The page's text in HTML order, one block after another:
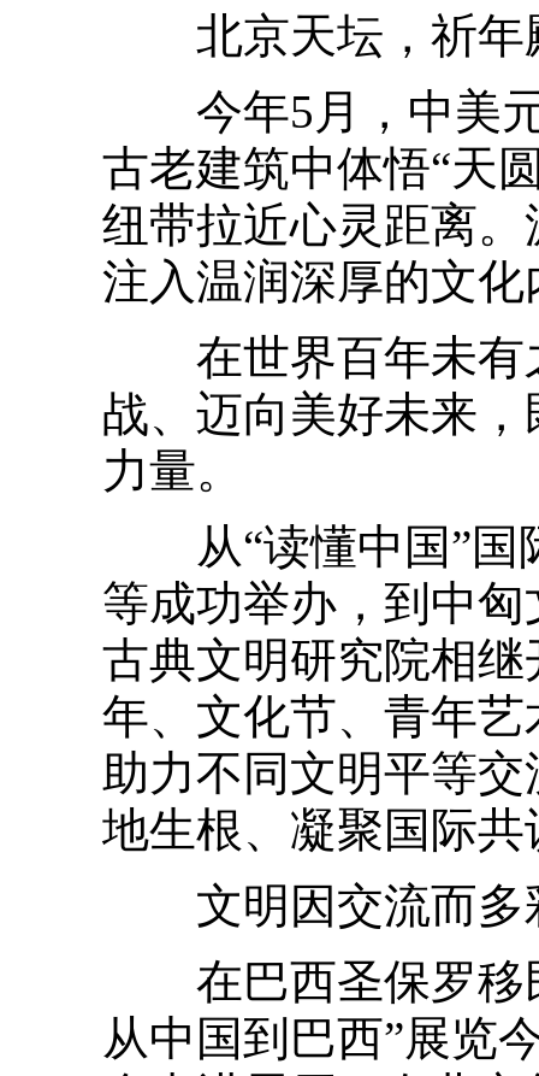
北京天坛，祈年
今年5月，中美元
古老建筑中体悟“天
纽带拉近心灵距离
注入温润深厚的文化
在世界百年未有
战、迈向美好未来
力量。
从“读懂中国”国
等成功举办，到中
古典文明研究院相
年、文化节、青年
助力不同文明平等
地生根、凝聚国际共
文明因交流而多
在巴西圣保罗移
从中国到巴西”展览